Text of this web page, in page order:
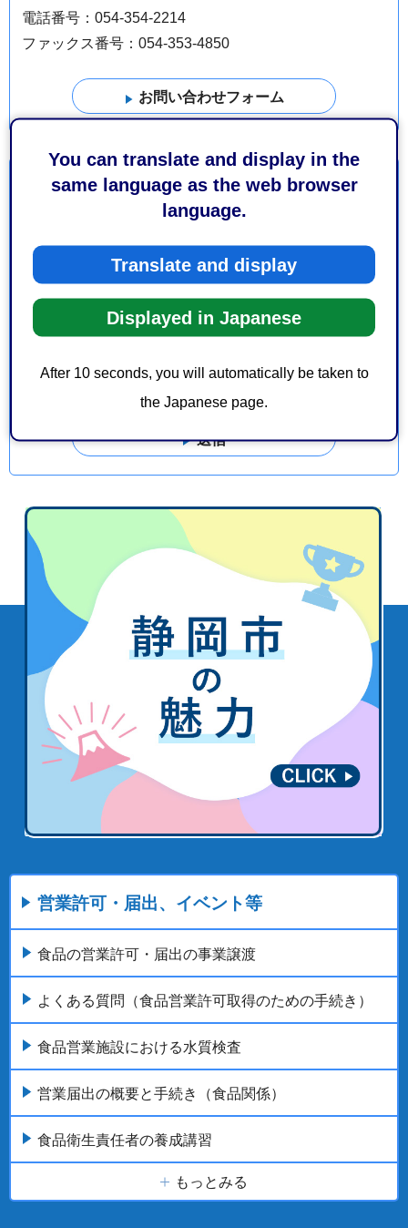
You can translate and display in the
same language as the web browser
language.
Translate and display
Displayed in Japanese
After 10 seconds, you will automatically be taken to
the Japanese page.
電話番号：054-354-2214
ファックス番号：054-353-4850
より良いウェブサイトにするためにみなさまのご意
見をお聞かせください
このページの情報は役に立ちましたか？
3：役に立たなかった
このページの情報は見つけやすかったですか？
営業許可・届出、イベント等
食品の営業許可・届出の事業譲渡
よくある質問（食品営業許可取得のための手続き）
食品営業施設における水質検査
営業届出の概要と手続き（食品関係）
食品衛生責任者の養成講習
もっとみる